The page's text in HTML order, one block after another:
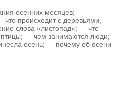
осенних месяцев; —
происходит с деревьями,
слова «листопад»; — что
— чем занимаются люди;
осень; — почему об осени